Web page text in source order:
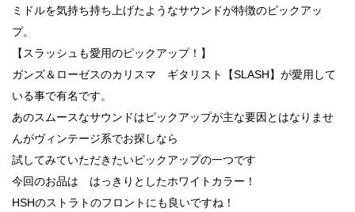
ミドルを気持ち持ち上げたようなサウンドが特徴のピックアッ
プ。
【スラッシュも愛用のピックアップ！】
ガンズ＆ローゼスのカリスマ ギタリスト【SLASH】が愛用して
いる事で有名です。
あのスムースなサウンドはピックアップが主な要因とはなりませ
んがヴィンテージ系でお探しなら
試してみていただきたいピックアップの一つです
今回のお品は はっきりとしたホワイトカラー！
HSHのストラトのフロントにも良いですね！